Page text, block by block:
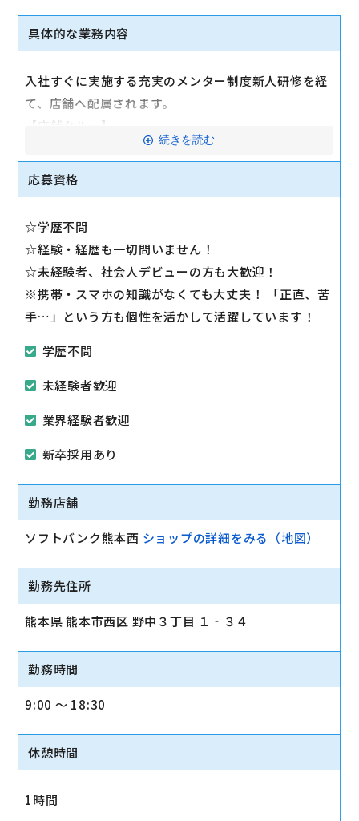
具体的な業務内容
入社すぐに実施する充実のメンター制度新人研修を経
て、店舗へ配属されます。
【店舗クルー】
●携帯電話・スマートフォンの新規契約、機種変更、
修理、情報変更などの基本業務
●お客様のご要望に応じたプランやサービスの提案、
※店舗全体がチームとして動き、フォローしますので
心配ありません。実際の接客を想定したロールプレイ
ングなどで、スキルアップできます。
駅から徒歩10分以内
マイカー通勤可
続きを読む
応募資格
☆学歴不問
☆経験・経歴も一切問いません！
☆未経験者、社会人デビューの方も大歓迎！
※携帯・スマホの知識がなくても大丈夫！ 「正直、苦
手…」という方も個性を活かして活躍しています！
学歴不問
未経験者歓迎
業界経験者歓迎
新卒採用あり
勤務店舗
ソフトバンク熊本西 ショップの詳細をみる（地図）
勤務先住所
熊本県 熊本市西区 野中３丁目 １‐３４
勤務時間
9:00 〜 18:30
休憩時間
1時間